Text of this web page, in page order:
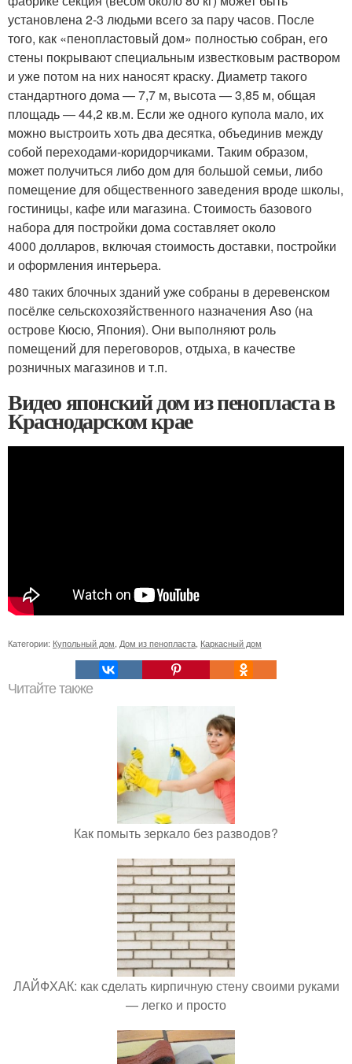
установлена 2-3 людьми всего за пару часов. После
того, как «пенопластовый дом» полностью собран, его
стены покрывают специальным известковым раствором
и уже потом на них наносят краску. Диаметр такого
стандартного дома — 7,7 м, высота — 3,85 м, общая
площадь — 44,2 кв.м. Если же одного купола мало, их
можно выстроить хоть два десятка, объединив между
собой переходами-коридорчиками. Таким образом,
может получиться либо дом для большой семьи, либо
помещение для общественного заведения вроде школы,
гостиницы, кафе или магазина. Стоимость базового
набора для постройки дома составляет около
4000 долларов, включая стоимость доставки, постройки
и оформления интерьера.
480 таких блочных зданий уже собраны в деревенском
посёлке сельскохозяйственного назначения Aso (на
острове Кюсю, Япония). Они выполняют роль
помещений для переговоров, отдыха, в качестве
розничных магазинов и т.п.
Видео японский дом из пенопласта в
Краснодарском крае
Категории: Купольный дом Дом из пенопласта Каркасный дом
Читайте также
Как помыть зеркало без разводов?
ЛАЙФХАК: как сделать кирпичную стену своими руками
— легко и просто